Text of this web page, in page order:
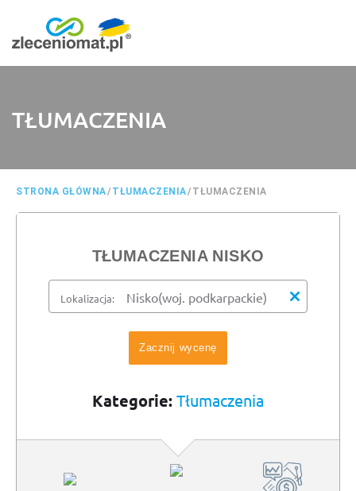
TŁUMACZENIA
STRONA GŁÓWNA/ TŁUMACZENIA/ TŁUMACZENIA
TŁUMACZENIA NISKO
Lokalizacja:
Zacznij wycenę
Kategorie: Tłumaczenia